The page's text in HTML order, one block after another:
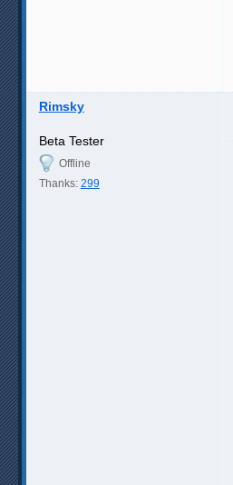
Rimsky
Beta Tester
Offline
Thanks: 299